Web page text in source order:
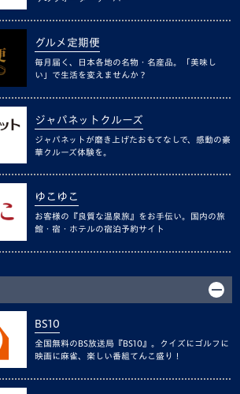
グルメ定期便
毎月届く、日本各地の名物・名産品。「美味し
い」で生活を変えませんか？
ジャパネットクルーズ
ジャパネットが磨き上げたおもてなしで、感動の豪
華クルーズ体験を。
ゆこゆこ
お客様の『良質な温泉旅』をお手伝い。国内の旅
館・宿・ホテルの宿泊予約サイト
BS10
全国無料のBS放送局『BS10』。クイズにゴルフに
映画に麻雀、楽しい番組てんこ盛り！